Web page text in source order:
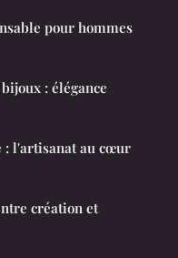
pour hommes
: élégance
: l'artisanat au cœur
création et